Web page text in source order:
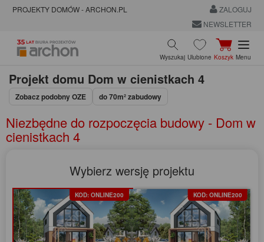
PROJEKTY DOMÓW - ARCHON.PL
ZALOGUJ
NEWSLETTER
Wyszukaj Ulubione Koszyk Menu
Projekt domu Dom w cienistkach 4
Zobacz podobny OZE do 70m² zabudowy
Niezbędne do rozpoczęcia budowy - Dom w
cienistkach 4
Wybierz wersję projektu
KOD: ONLINE200 KOD: ONLINE200